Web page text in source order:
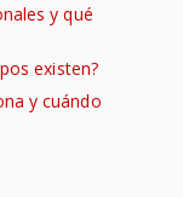
y qué
existen?
y cuándo